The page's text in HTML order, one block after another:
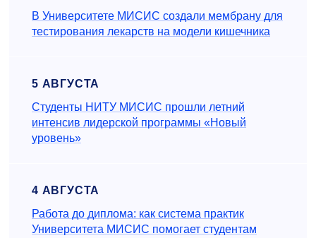
В Университете МИСИС создали мембрану для
тестирования лекарств на модели кишечника
5 АВГУСТА
Студенты НИТУ МИСИС прошли летний
интенсив лидерской программы «Новый
уровень»
4 АВГУСТА
Работа до диплома: как система практик
Университета МИСИС помогает студентам